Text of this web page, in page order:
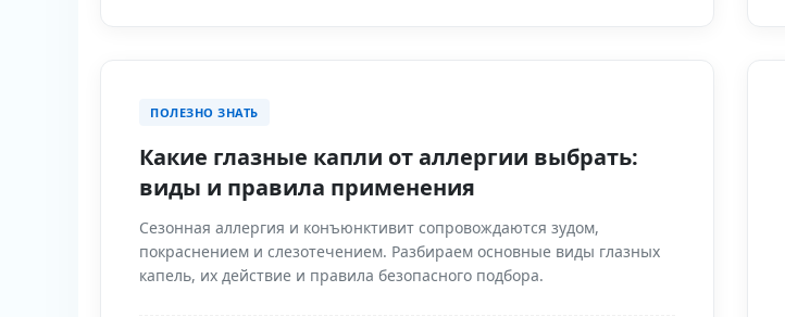
ПОЛЕЗНО ЗНАТЬ
Какие глазные капли от аллергии выбрать:
виды и правила применения
Сезонная аллергия и конъюнктивит сопровождаются зудом,
покраснением и слезотечением. Разбираем основные виды глазных
капель, их действие и правила безопасного подбора.